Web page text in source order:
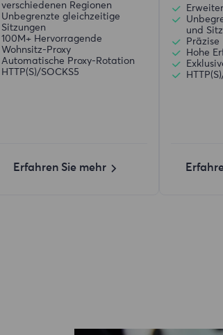
verschiedenen Regionen
Unbegrenzte gleichzeitige
Sitzungen
100M+ Hervorragende
Wohnsitz-Proxy
Automatische Proxy-Rotation
HTTP(S)/SOCKS5
Erfahren Sie mehr
und
Präzise
Hohe